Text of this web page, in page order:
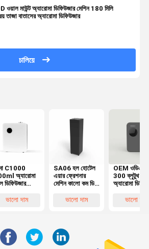
মাউন্ট অ্যারোমা ডিফিউজার মেশিন 180 মিলি
তাজা বাতাসের অ্যারোমা ডিফিউজার
চালিয়ে
C1000
অ্যারোমা
ডিফিউজার
ডিফিউজার
ভালো দাম
SA06 হল হোটেল
এয়ার ফ্রেশনার
মেশিন কালো কম ডিবি
কভারেজভালো দাম
OEM ওডিএম
300 ব্লুটুথ
অ্যারোমা
ভলিউমভালো দাম